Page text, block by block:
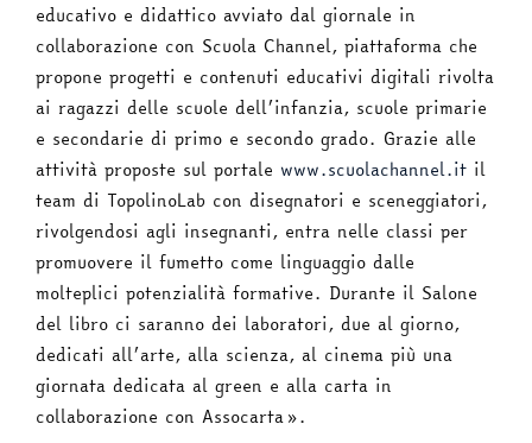
educativo e didattico avviato dal giornale in
collaborazione con Scuola Channel, piattaforma che
propone progetti e contenuti educativi digitali rivolta
ai ragazzi delle scuole dell’infanzia, scuole primarie
e secondarie di primo e secondo grado. Grazie alle
attività proposte sul portale www.scuolachannel.it il
team di TopolinoLab con disegnatori e sceneggiatori,
rivolgendosi agli insegnanti, entra nelle classi per
promuovere il fumetto come linguaggio dalle
molteplici potenzialità formative. Durante il Salone
del libro ci saranno dei laboratori, due al giorno,
dedicati all’arte, alla scienza, al cinema più una
giornata dedicata al green e alla carta in
collaborazione con Assocarta».